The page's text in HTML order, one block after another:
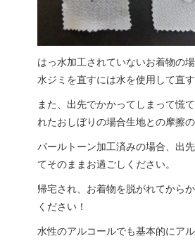
はっ水加工されていないお着物の
水ジミを直すには水を使用して直
また、出先でかかってしまって慌
れたおしぼりの場合生地との摩擦
パールトーン加工済みの場合、出
てそのままお過ごしください。
帰宅され、お着物を脱がれてから
ください！
水性のアルコールでも基本的にア